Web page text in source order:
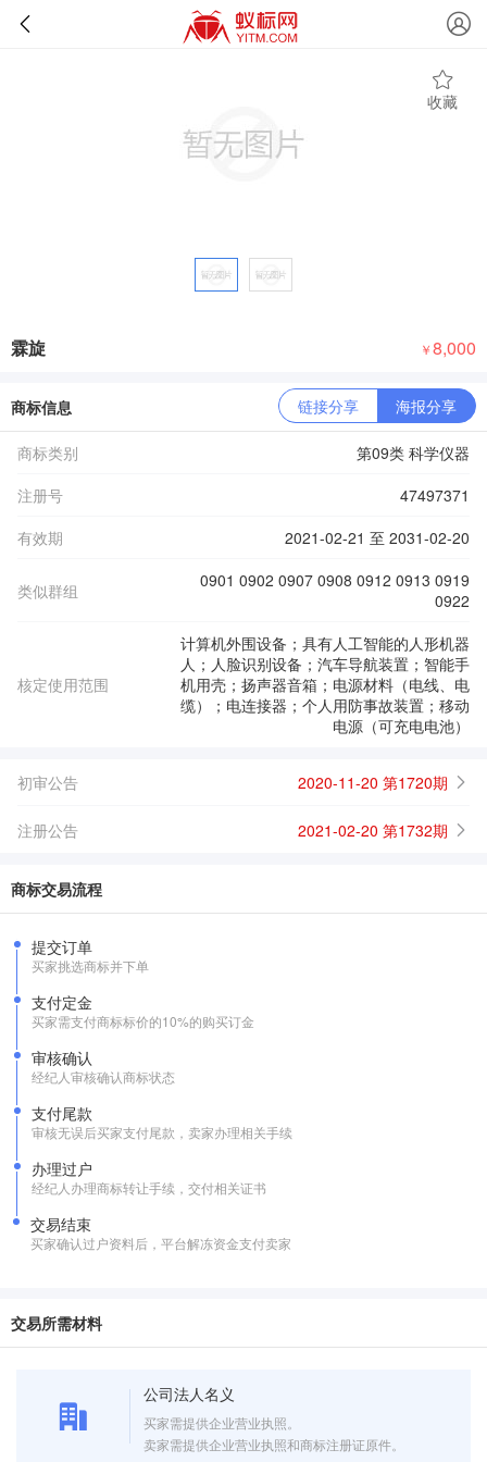
收藏
霖旋 ￥8,000
商标信息 链接分享 海报分享
商标类别
第09类 科学仪器
注册号
47497371
有效期
2021-02-21 至 2031-02-20
类似群组
0901 0902 0907 0908 0912 0913 0919
0922
核定使用范围
计算机外围设备；具有人工智能的人形机器
人；人脸识别设备；汽车导航装置；智能手
机用壳；扬声器音箱；电源材料（电线、电
缆）；电连接器；个人用防事故装置；移动
电源（可充电电池）
初审公告 2020-11-20 第1720期
注册公告 2021-02-20 第1732期
商标交易流程
提交订单
买家挑选商标并下单
支付定金
买家需支付商标标价的10%的购买订金
审核确认
经纪人审核确认商标状态
支付尾款
审核无误后买家支付尾款，卖家办理相关手续
办理过户
经纪人办理商标转让手续，交付相关证书
交易结束
买家确认过户资料后，平台解冻资金支付卖家
交易所需材料
公司法人名义
买家需提供企业营业执照。
卖家需提供企业营业执照和商标注册证原件。